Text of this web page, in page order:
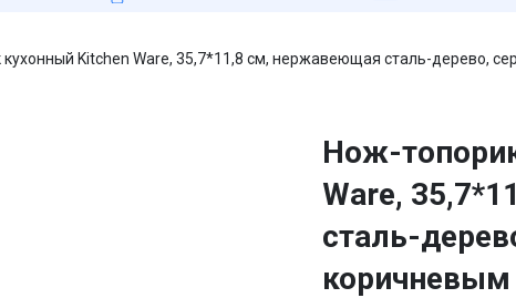
Kitchen Ware, 35,7*11,8 см, нержавеющая сталь-дерево,
Нож-
Ware,
сталь-
коричневым